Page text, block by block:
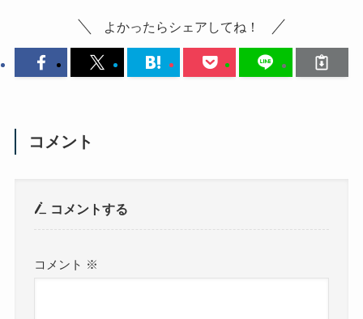
よかったらシェアしてね！
コメント
コメントする
コメント ※